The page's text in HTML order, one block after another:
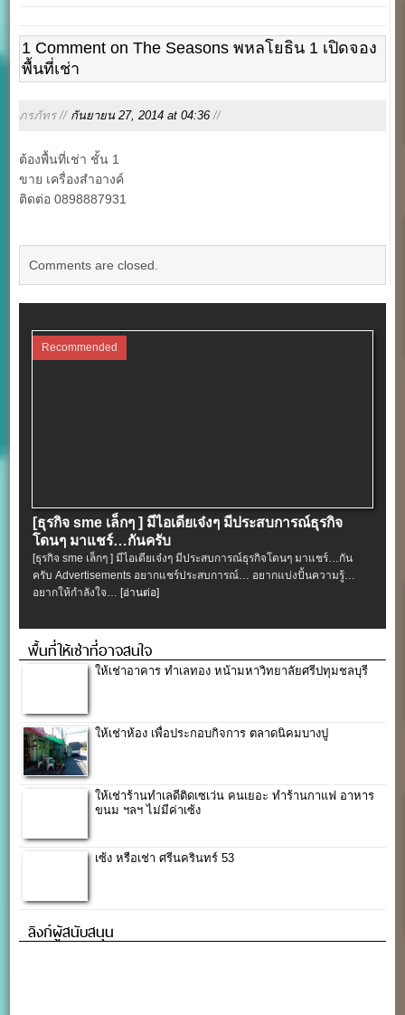
1 Comment on The Seasons พหลโยธิน 1 เปิดจอง
พื้นที่เช่า
ภรภัทร // กันยายน 27, 2014 at 04:36 //
ต้องพื้นที่เช่า ชั้น 1
ขาย เครื่องสำอางค์
ติดต่อ 0898887931
Comments are closed.
Recommended
[ธุรกิจ sme เล็กๆ ] มีไอเดียเจ๋งๆ มีประสบการณ์ธุรกิจ
โดนๆ มาแชร์…กันครับ
[ธุรกิจ sme เล็กๆ ] มีไอเดียเจ๋งๆ มีประสบการณ์ธุรกิจโดนๆ มาแชร์…กัน
ครับ Advertisements อยากแชร์ประสบการณ์… อยากแบ่งปั้นความรู้…
อยากให้กำลังใจ… [อ่านต่อ]
พื้นที่ให้เช่าที่อาจสนใจ
ให้เช่าอาคาร ทำเลทอง หน้ามหาวิทยาลัยศรีปทุมชลบุรี
ให้เช่าห้อง เพื่อประกอบกิจการ ตลาดนิคมบางปู
ให้เช่าร้านทำเลดีติดเซเว่น คนเยอะ ทำร้านกาแฟ อาหาร
ขนม ฯลฯ ไม่มีค่าเซ้ง
เซ้ง หรือเช่า ศรีนครินทร์ 53
ลิงก์ผู้สนับสนุน